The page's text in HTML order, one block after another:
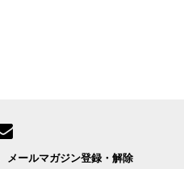
メールマガジン登録・解除